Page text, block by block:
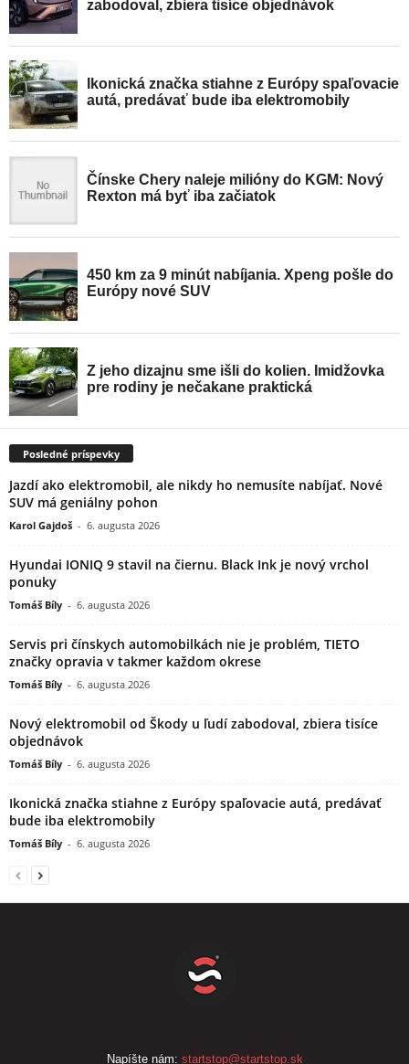
Posledné príspevky
Jazdí ako elektromobil, ale nikdy ho nemusíte nabíjať. Nové
SUV má geniálny pohon
Karol Gajdoš - 6. augusta 2026
Hyundai IONIQ 9 stavil na čiernu. Black Ink je nový vrchol
ponuky
Tomáš Bíly - 6. augusta 2026
Servis pri čínskych automobilkách nie je problém, TIETO
značky opravia v takmer každom okrese
Tomáš Bíly - 6. augusta 2026
Nový elektromobil od Škody u ľudí zabodoval, zbiera tisíce
objednávok
Tomáš Bíly - 6. augusta 2026
Ikonická značka stiahne z Európy spaľovacie autá, predávať
bude iba elektromobily
Tomáš Bíly - 6. augusta 2026
Napíšte nám: startstop@startstop.sk